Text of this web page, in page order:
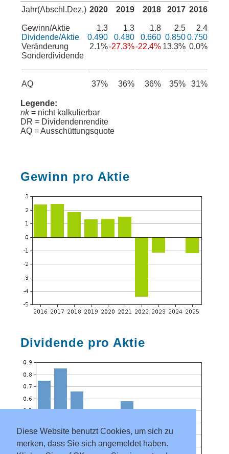
Diese Website benutzt Cookies, um sich zu
merken, dass Sie sich angemeldet haben.
Jahr(Abschl.Dez.)
Gewinn/Aktie
Dividende/Aktie
Veränderung
Sonderdividende
AQ
2020
1.3
0.490
2.1%
37%
2019
1.3
0.480
-27.3%
36%
2018
1.8
0.660
-22.4%
36%
2017
2.5
0.850
13.3%
35%
2016
2.4
0.750
0.0%
31%
Legende:
nk= nicht kalkulierbar
DR = Dividendenrendite
AQ = Ausschüttungsquote
Gewinn pro Aktie
Dividende pro Aktie